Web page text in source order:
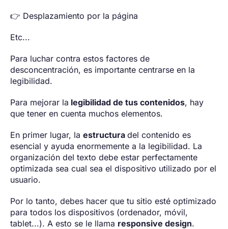
👉 Desplazamiento por la página
Etc...
Para luchar contra estos factores de
desconcentración, es importante centrarse en la
legibilidad.
Para mejorar la legibilidad de tus contenidos, hay
que tener en cuenta muchos elementos.
En primer lugar, la estructura del contenido es
esencial y ayuda enormemente a la legibilidad. La
organización del texto debe estar perfectamente
optimizada sea cual sea el dispositivo utilizado por el
usuario.
Por lo tanto, debes hacer que tu sitio esté optimizado
para todos los dispositivos (ordenador, móvil,
tablet...). A esto se le llama responsive design.